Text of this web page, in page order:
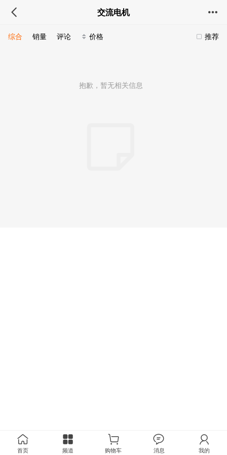
交流电机
推荐
综合 销量 评论 价格
抱歉，暂无相关信息
首页 频道 购物车 消息 我的